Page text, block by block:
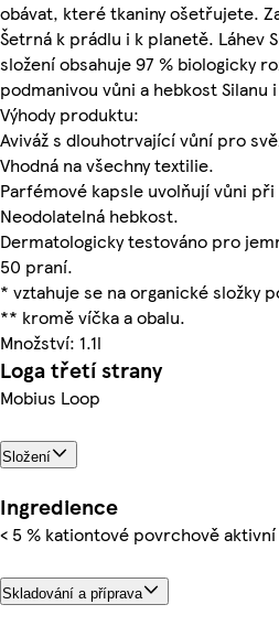
obávat, které tkaniny ošetřujete.
Šetrná k prádlu i k planetě. Láhev
složení obsahuje 97 % biologicky
podmanivou vůni a hebkost
Výhody produktu:
Aviváž s dlouhotrvající vůní pro
Vhodná na všechny textilie.
Parfémové kapsle uvolňují vůni při
Neodolatelná hebkost.
Dermatologicky testováno pro
50 praní.
* vztahuje se na organické složky
** kromě víčka a obalu.
Množství: 1.1l
Loga třetí strany
Mobius Loop
Složení
Ingredience
< 5 % kationtové povrchově
Skladování a příprava